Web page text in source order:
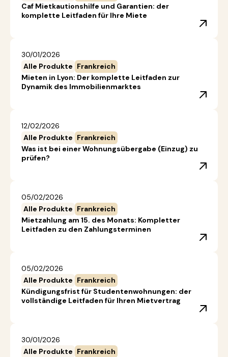
Caf Mietkautionshilfe und Garantien: der
komplette Leitfaden für Ihre Miete
30/01/2026
Alle Produkte Frankreich
Mieten in Lyon: Der komplette Leitfaden zur
Dynamik des Immobilienmarktes
12/02/2026
Alle Produkte Frankreich
Was ist bei einer Wohnungsübergabe (Einzug) zu
prüfen?
05/02/2026
Alle Produkte Frankreich
Mietzahlung am 15. des Monats: Kompletter
Leitfaden zu den Zahlungsterminen
05/02/2026
Alle Produkte Frankreich
Kündigungsfrist für Studentenwohnungen: der
vollständige Leitfaden für Ihren Mietvertrag
30/01/2026
Alle Produkte Frankreich